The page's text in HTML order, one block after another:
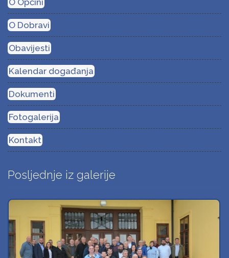
O Općini
O Dobravi
Obavijesti
Kalendar događanja
Dokumenti
Fotogalerija
Kontakt
Posljednje iz galerije